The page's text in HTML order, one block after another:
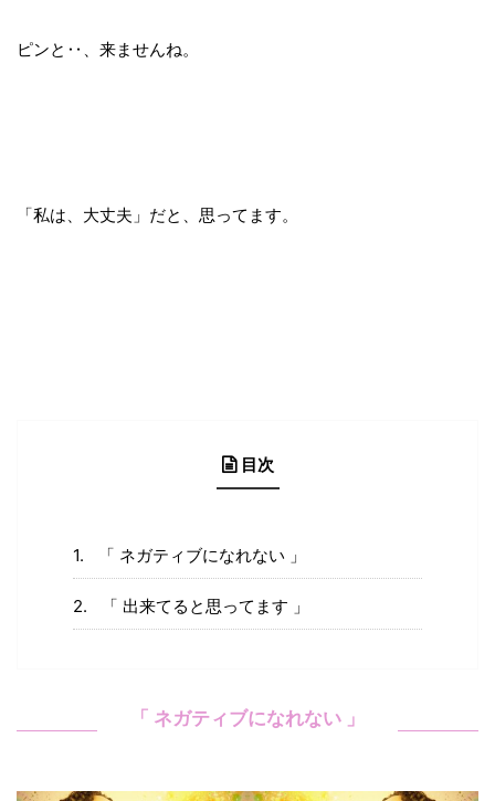
ピンと‥、来ませんね。
「私は、大丈夫」だと、 思ってます。
目次
「 ネガティブになれない 」
「 出来てると思ってます 」
「 ネガティブになれない 」